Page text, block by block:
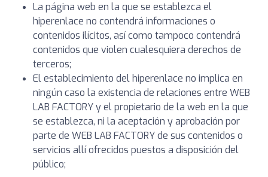
La página web en la que se establezca el
hiperenlace no contendrá informaciones o
contenidos ilícitos, así como tampoco contendrá
contenidos que violen cualesquiera derechos de
terceros;
El establecimiento del hiperenlace no implica en
ningún caso la existencia de relaciones entre WEB
LAB FACTORY y el propietario de la web en la que
se establezca, ni la aceptación y aprobación por
parte de WEB LAB FACTORY de sus contenidos o
servicios allí ofrecidos puestos a disposición del
público;